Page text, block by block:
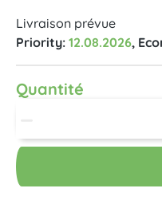
Livraison prévue
Priority: 12.08.2026,
Quantité